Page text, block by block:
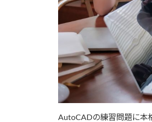
AutoCADの練習問題に本